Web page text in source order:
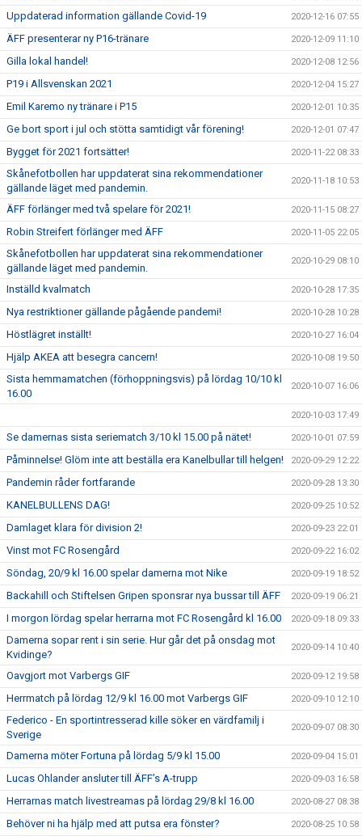
Uppdaterad information gällande Covid-19 2020-12-16 07:55
ÄFF presenterar ny P16-tränare 2020-12-09 11:10
Gilla lokal handel! 2020-12-08 12:56
P19 i Allsvenskan 2021 2020-12-04 15:27
Emil Karemo ny tränare i P15 2020-12-01 10:35
Ge bort sport i jul och stötta samtidigt vår förening! 2020-12-01 07:47
Bygget för 2021 fortsätter! 2020-11-22 08:33
Skånefotbollen har uppdaterat sina rekommendationer
gällande läget med pandemin.
2020-11-18 10:53
ÄFF förlänger med två spelare för 2021! 2020-11-15 08:27
Robin Streifert förlänger med ÄFF 2020-11-05 22:05
Skånefotbollen har uppdaterat sina rekommendationer
gällande läget med pandemin.
2020-10-29 08:10
Inställd kvalmatch 2020-10-28 17:35
Nya restriktioner gällande pågående pandemi! 2020-10-28 10:28
Höstlägret inställt! 2020-10-27 16:04
Hjälp AKEA att besegra cancern! 2020-10-08 19:50
Sista hemmamatchen (förhoppningsvis) på lördag 10/10 kl
16.00
2020-10-07 16:06
2020-10-03 17:49
Se damernas sista seriematch 3/10 kl 15.00 på nätet! 2020-10-01 07:59
Påminnelse! Glöm inte att beställa era Kanelbullar till helgen! 2020-09-29 12:22
Pandemin råder fortfarande 2020-09-28 13:30
KANELBULLENS DAG! 2020-09-25 10:52
Damlaget klara för division 2! 2020-09-23 22:01
Vinst mot FC Rosengård 2020-09-22 16:02
Söndag, 20/9 kl 16.00 spelar damerna mot Nike 2020-09-19 18:52
Backahill och Stiftelsen Gripen sponsrar nya bussar till ÄFF 2020-09-19 06:21
I morgon lördag spelar herrarna mot FC Rosengård kl 16.00 2020-09-18 09:33
Damerna sopar rent i sin serie. Hur går det på onsdag mot
Kvidinge?
2020-09-14 10:40
Oavgjort mot Varbergs GIF 2020-09-12 19:58
Herrmatch på lördag 12/9 kl 16.00 mot Varbergs GIF 2020-09-10 12:10
Federico - En sportintresserad kille söker en värdfamilj i
Sverige
2020-09-07 08:30
Damerna möter Fortuna på lördag 5/9 kl 15.00 2020-09-04 15:01
Lucas Ohlander ansluter till ÄFF’s A-trupp 2020-09-03 16:58
Herrarnas match livestreamas på lördag 29/8 kl 16.00 2020-08-27 08:38
Behöver ni ha hjälp med att putsa era fönster? 2020-08-25 10:58